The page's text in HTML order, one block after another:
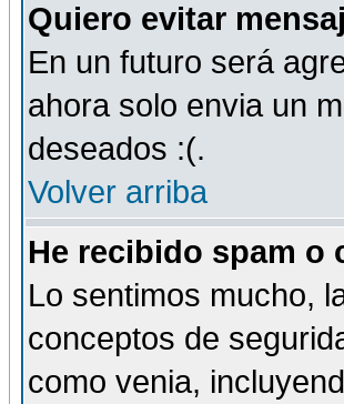
Quiero evitar
En un futuro será
ahora solo envia un
deseados :(.
Volver arriba
He recibido spam o
Lo sentimos mucho,
conceptos de
como venia,